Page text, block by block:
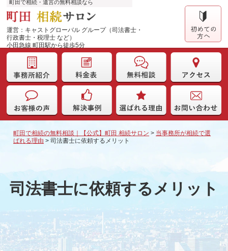
町田で相続・遺言の無料相談なら
運営：キャストグローバル グループ（司法書士・
行政書士・税理士 など）
小田急線 町田駅から徒歩5分
町田で相続の無料相談｜【公式】町田 相続サロン > 当事務所が相続で選
ばれる理由 >司法書士に依頼するメリット
司法書士に依頼するメリット